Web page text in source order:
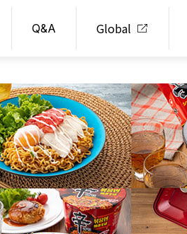
Q&A Global